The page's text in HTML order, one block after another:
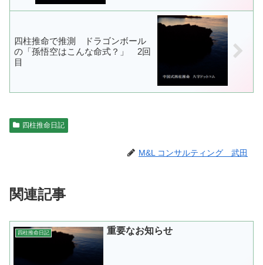
四柱推命で推測 ドラゴンボール
の「孫悟空はこんな命式？」 2回
目
四柱推命日記
M&L コンサルティング 武田
関連記事
四柱推命日記 重要なお知らせ